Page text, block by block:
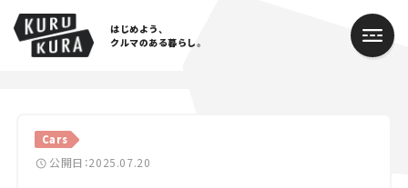
はじめよう、
クルマのある暮らし。
Cars
公開日：2025.07.20
Cars